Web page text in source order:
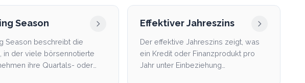
Season
Season beschreibt die
in der viele börsennotierte
ihre Quartals- oder
Effektiver Jahreszins
Der effektive Jahreszins zeigt, was
ein Kredit oder Finanzprodukt pro
Jahr unter Einbeziehung